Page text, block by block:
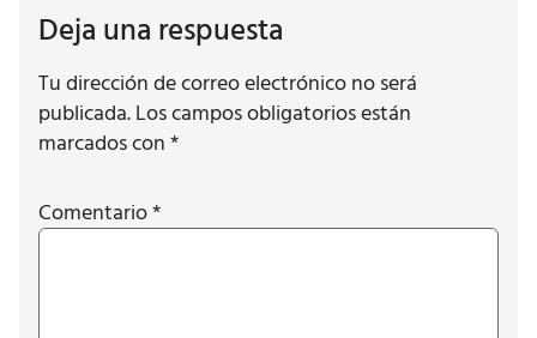
Deja una respuesta
Tu dirección de correo electrónico no será
publicada.Los campos obligatorios están
marcados con*
Comentario*